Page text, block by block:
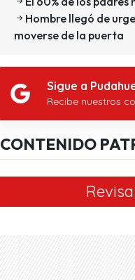
Hombre llegó de
moverse de la puerta
Sigue a
Recibe nuestros
CONTENIDO
Revisa